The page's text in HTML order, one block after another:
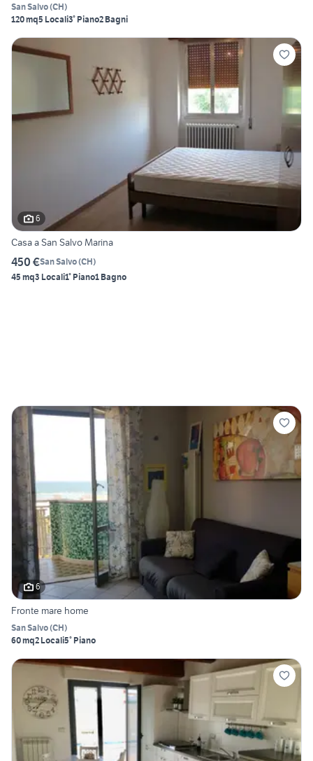
San Salvo(CH)
120 mq5 Locali3° Piano2 Bagni
6
Casa a San Salvo Marina
450 €San Salvo(CH)
45 mq3 Locali1° Piano1 Bagno
6
Fronte mare home
San Salvo(CH)
60 mq2 Locali5° Piano